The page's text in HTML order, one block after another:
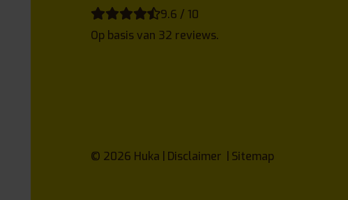
9.6 / 10
Op basis van 32 reviews.
© 2026 Huka Disclaimer Sitemap